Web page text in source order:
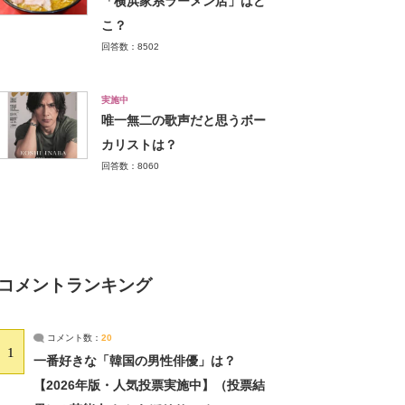
こ？
回答数：8502
実施中
唯一無二の歌声だと思うボー
カリストは？
回答数：8060
コメントランキング
1
コメント数： 20
一番好きな「韓国の男性俳優」は？
【2026年版・人気投票実施中】（投票結